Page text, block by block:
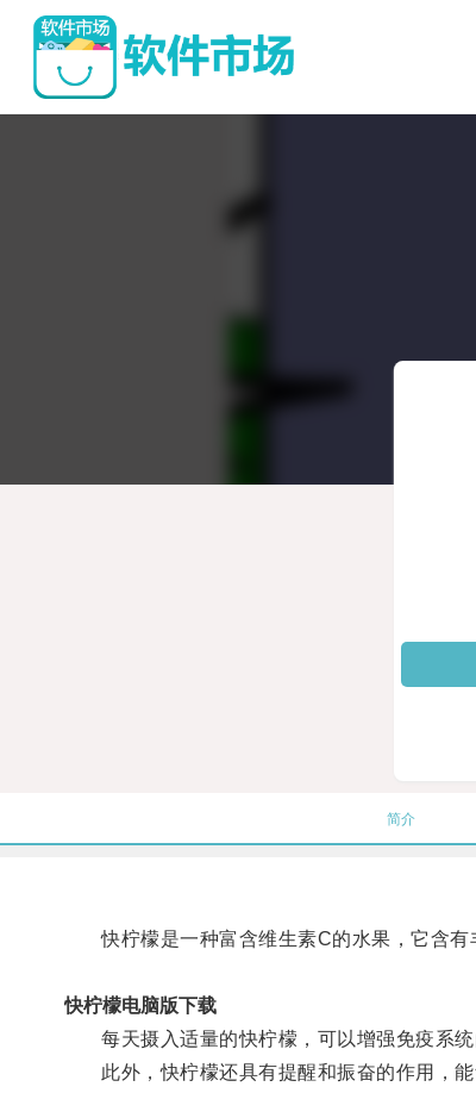
简介
快柠檬是一种富含维生素C的水果，它含有
快柠檬电脑版下载
每天摄入适量的快柠檬，可以增强免疫系统
此外，快柠檬还具有提醒和振奋的作用，能